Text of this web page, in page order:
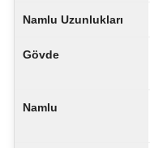
Namlu Uzunlukları
Gövde
Namlu